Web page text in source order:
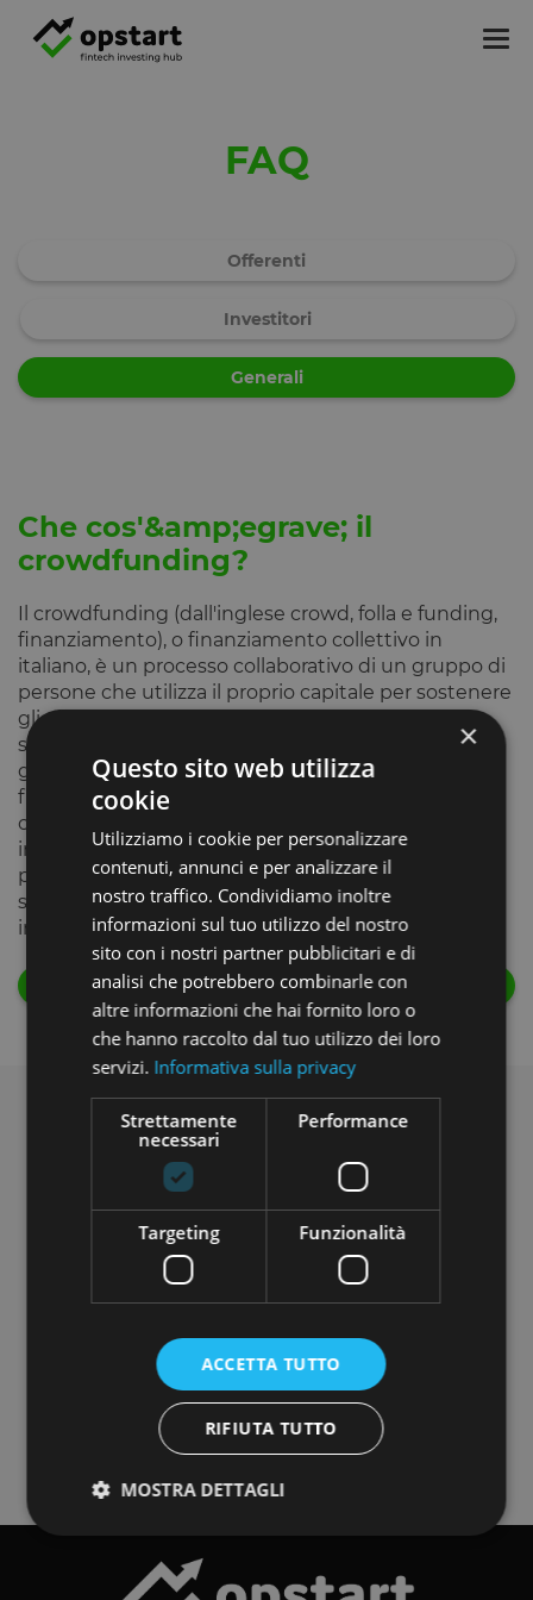
FAQ
Offerenti
Investitori
Generali
Che cos'&amp;egrave; il
crowdfunding?
Il crowdfunding (dall'inglese crowd, folla e funding,
finanziamento), o finanziamento collettivo in
italiano, è un processo collaborativo di un gruppo di
persone che utilizza il proprio capitale per sostenere
gli sforzi di persone e di organizzazioni. Si basa
sull'utilizzo del web per la raccolta di capitale da
gruppi di persone con interessi comuni al fine di
finanziare un progetto o un'iniziativa. Gli elementi
che lo compongono sono: lo scambio di
informazioni (idee e progetti) e di capitali (funds) tra
persone o gruppi di persone (crowd), attraverso
strumenti informatici (social media, social network),
in un ambiente virtuale (Internet).
Go back
Avvertenza ai sensi dell’art. 19,
comma 2, del Regolamento (UE)
2020/1503
I servizi di crowdfunding prestati da
Opstart non rientrano nel sistema di
garanzia dei depositi istituito in
ammessi a fini di crowdfunding
acquisiti attraverso il Portale non
rientrano nel sistema di indennizzo
degli investitori istituito in
conformità della direttiva 97/9/CE.
×
Questo sito web utilizza
cookie
Utilizziamo i cookie per personalizzare
contenuti, annunci e per analizzare il
nostro traffico. Condividiamo inoltre
informazioni sul tuo utilizzo del nostro
sito con i nostri partner pubblicitari e di
analisi che potrebbero combinarle con
altre informazioni che hai fornito loro o
che hanno raccolto dal tuo utilizzo dei loro
servizi. Informativa sulla privacy
Strettamente
necessari
Performance
Targeting Funzionalità
ACCETTA TUTTO
RIFIUTA TUTTO
MOSTRA DETTAGLI
Strettamente necessari
Performance